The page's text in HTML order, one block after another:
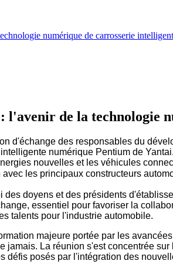
numérique de carrosserie
l'avenir de la
d'échange des responsables du
numérique Pentium de
nouvelles et les véhicules
les principaux constructeurs
des doyens et des présidents
essentiel pour favoriser la
talents pour l'industrie automobile.
majeure portée par les
jamais. La réunion s'est concentrée
défis posés par l'intégration des